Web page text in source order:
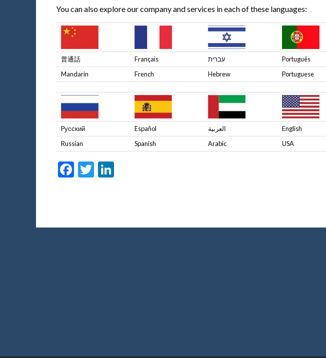
You can also explore our company and services in each of these languages:
普通話 Français עברית
Português
Mandarin
French Hebrew Portuguese
Pусский Español العربية
English
Russian
Spanish Arabic USA
Facebook
Twitter